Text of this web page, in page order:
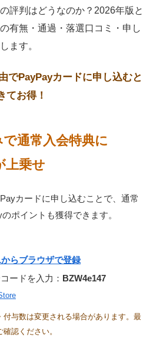
評判はどうなのか？2026年版と
有無・通過・落選口コミ・申し
ます。
でPayPayカードに申し込むと
てお得！
通常入会特典に
上乗せ
カードに申し込むことで、通常
ポイントも獲得できます。
らブラウザで登録
ードを入力： BZW4e147
与数は変更される場合があります。最
認ください。